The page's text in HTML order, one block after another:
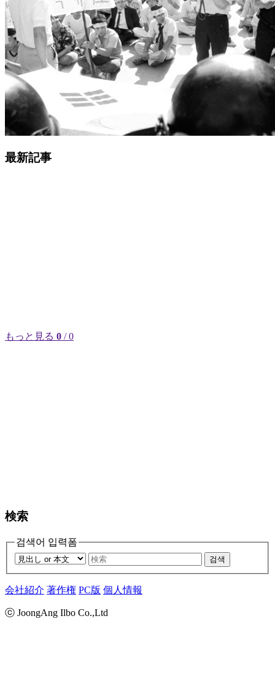
最新記事
もっと見る 0 / 0
検索
검색어 입력폼
검색
会社紹介 著作権 PC版 個人情報
ⓒ JoongAng Ilbo Co.,Ltd